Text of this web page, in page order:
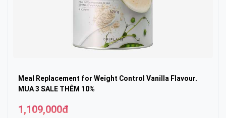
Meal Replacement for Weight Control Vanilla Flavour.
MUA 3 SALE THÊM 10%
1,109,000đ